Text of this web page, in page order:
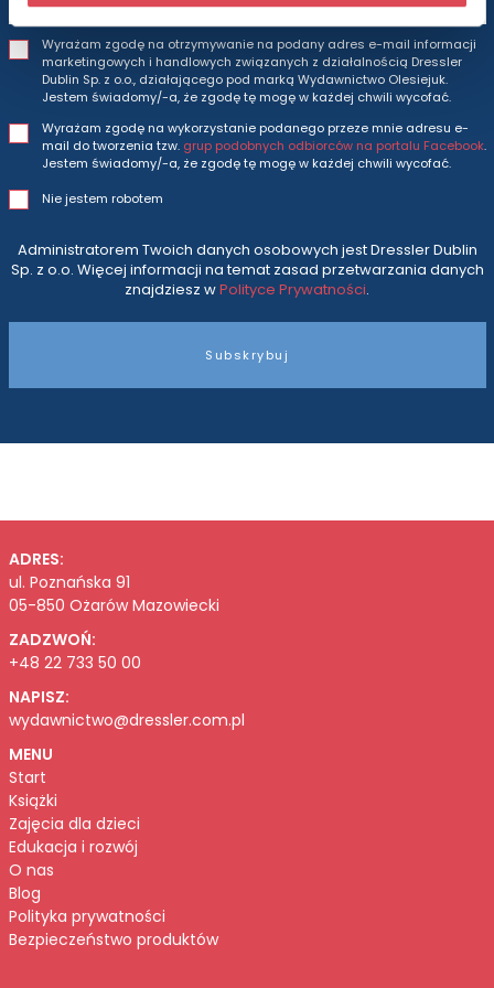
Wyrażam zgodę na otrzymywanie na podany adres e-mail informacji
marketingowych i handlowych związanych z działalnością Dressler
Dublin Sp. z o.o., działającego pod marką Wydawnictwo Olesiejuk.
Jestem świadomy/-a, że zgodę tę mogę w każdej chwili wycofać.
Wyrażam zgodę na wykorzystanie podanego przeze mnie adresu e-
mail do tworzenia tzw. grup podobnych odbiorców na portalu Facebook.
Jestem świadomy/-a, że zgodę tę mogę w każdej chwili wycofać.
Nie jestem robotem
Administratorem Twoich danych osobowych jest Dressler Dublin
Sp. z o.o. Więcej informacji na temat zasad przetwarzania danych
znajdziesz wPolityce Prywatności.
Subskrybuj
ADRES:
ul. Poznańska 91
05-850 Ożarów Mazowiecki
ZADZWOŃ:
+48 22 733 50 00
NAPISZ:
wydawnictwo@dressler.com.pl
MENU
Start
Książki
Zajęcia dla dzieci
Edukacja i rozwój
O nas
Blog
Polityka prywatności
Bezpieczeństwo produktów